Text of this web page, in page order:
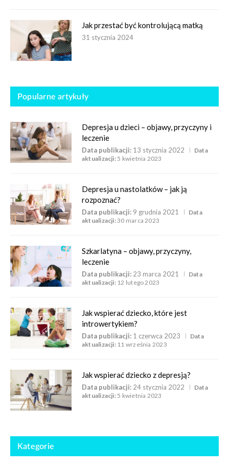
Jak przestać być kontrolującą matką
31 stycznia 2024
Popularne artykuły
Depresja u dzieci – objawy, przyczyny i
leczenie
Data publikacji: 13 stycznia 2022
Data
aktualizacji: 5 kwietnia 2023
Depresja u nastolatków – jak ją
rozpoznać?
Data publikacji: 9 grudnia 2021
Data
aktualizacji:30 marca 2023
Szkarlatyna – objawy, przyczyny,
leczenie
Data publikacji: 23 marca 2021
Data
aktualizacji: 12 lutego 2023
Jak wspierać dziecko, które jest
introwertykiem?
Data publikacji: 1 czerwca 2023
Data
aktualizacji: 11 września 2023
Jak wspierać dziecko z depresją?
Data publikacji: 24 stycznia 2022
Data
aktualizacji: 5 kwietnia 2023
Kategorie